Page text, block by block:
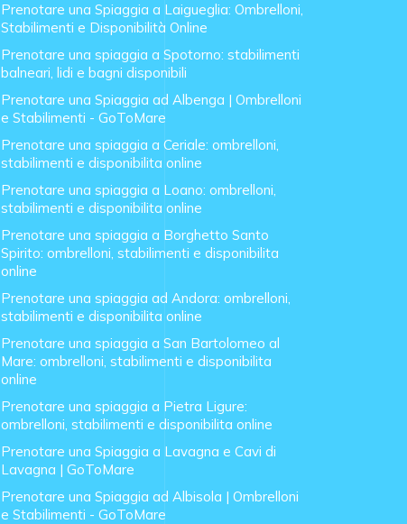
Prenotare una Spiaggia a Laigueglia: Ombrelloni,
Stabilimenti e Disponibilità Online
Prenotare una spiaggia a Spotorno: stabilimenti
balneari, lidi e bagni disponibili
Prenotare una Spiaggia ad Albenga | Ombrelloni
e Stabilimenti - GoToMare
Prenotare una spiaggia a Ceriale: ombrelloni,
stabilimenti e disponibilita online
Prenotare una spiaggia a Loano: ombrelloni,
stabilimenti e disponibilita online
Prenotare una spiaggia a Borghetto Santo
Spirito: ombrelloni, stabilimenti e disponibilita
online
Prenotare una spiaggia ad Andora: ombrelloni,
stabilimenti e disponibilita online
Prenotare una spiaggia a San Bartolomeo al
Mare: ombrelloni, stabilimenti e disponibilita
online
Prenotare una spiaggia a Pietra Ligure:
ombrelloni, stabilimenti e disponibilita online
Prenotare una Spiaggia a Lavagna e Cavi di
Lavagna | GoToMare
Prenotare una Spiaggia ad Albisola | Ombrelloni
e Stabilimenti - GoToMare